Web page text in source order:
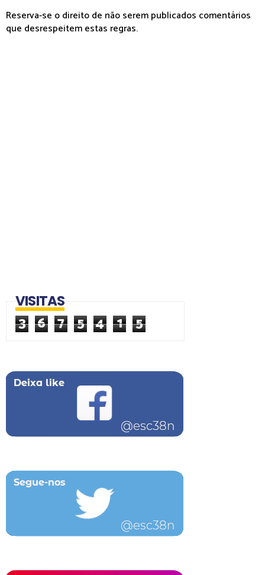
Reserva-se o direito de não serem publicados comentários
que desrespeitem estas regras.
VISITAS
3 6 7 5 4 1 5